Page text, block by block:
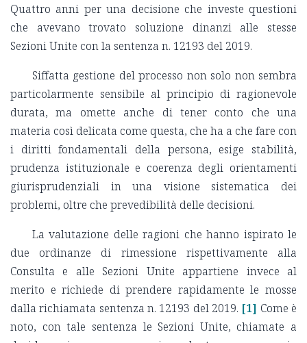
Quattro anni per una decisione che investe questioni
che avevano trovato soluzione dinanzi alle stesse
Sezioni Unite con la sentenza n. 12193 del 2019.
Siffatta gestione del processo non solo non sembra
particolarmente sensibile al principio di ragionevole
durata, ma omette anche di tener conto che una
materia così delicata come questa, che ha a che fare con
i diritti fondamentali della persona, esige stabilità,
prudenza istituzionale e coerenza degli orientamenti
giurisprudenziali in una visione sistematica dei
problemi, oltre che prevedibilità delle decisioni.
La valutazione delle ragioni che hanno ispirato le
due ordinanze di rimessione rispettivamente alla
Consulta e alle Sezioni Unite appartiene invece al
merito e richiede di prendere rapidamente le mosse
dalla richiamata sentenza n. 12193 del 2019. [1] Come è
noto, con tale sentenza le Sezioni Unite, chiamate a